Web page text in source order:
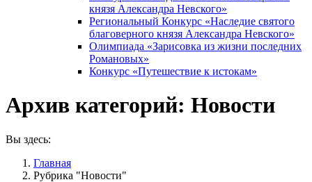
князя Александра Невского»
Региональный Конкурс «Наследие святого
благоверного князя Александра Невского»
Олимпиада «Зарисовка из жизни последних
Романовых»
Конкурс «Путешествие к истокам»
Архив категорий: Новости
Вы здесь:
Главная
Рубрика "Новости"